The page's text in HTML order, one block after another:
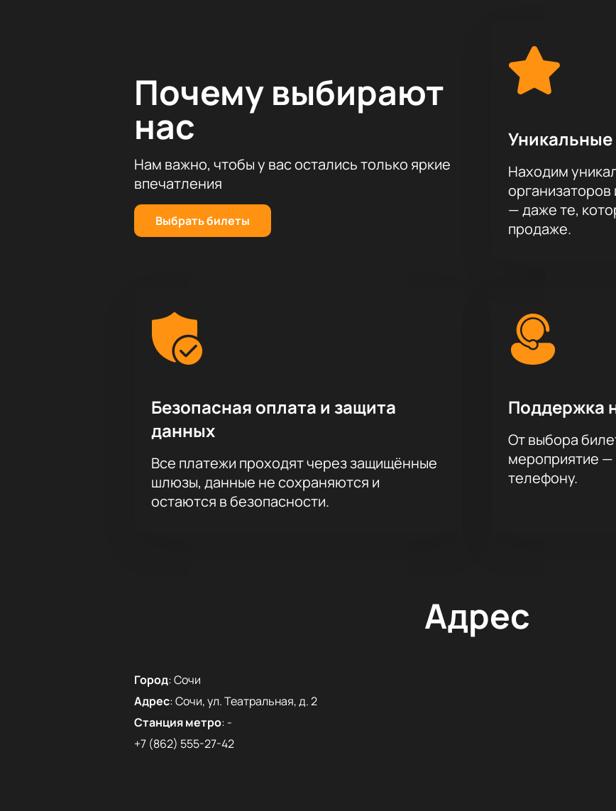
Почему выбирают
нас
Нам важно, чтобы у вас остались только яркие
впечатления
Выбрать билеты
Находим
— даже те,
продаже.
Безопасная оплата и защита
данных
Все платежи проходят через защищённые
шлюзы, данные не сохраняются и
остаются в безопасности.
Поддержка
От выбора
мероприятие —
телефону.
Адрес
Город:Сочи
Адрес:Сочи, ул. Театральная, д. 2
Станция метро: -
+7 (862) 555-27-42